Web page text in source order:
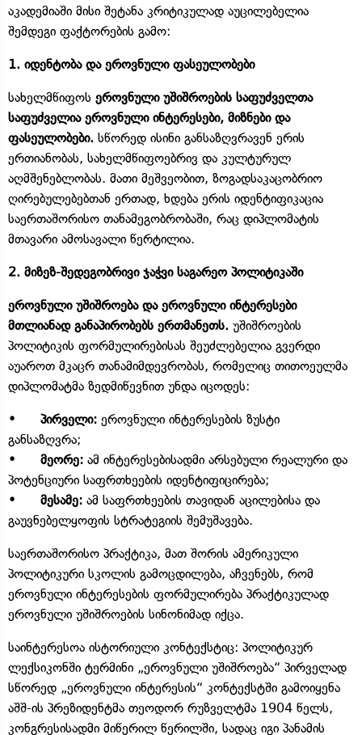
აკადემიაში მისი შეტანა კრიტიკულად აუცილებელია
შემდეგი ფაქტორების გამო:
1. იდენტობა და ეროვნული ფასეულობები
სახელმწიფოს ეროვნული უშიშროების საფუძველთა
საფუძველია ეროვნული ინტერესები, მიზნები და
ფასეულობები. სწორედ ისინი განსაზღვრავენ ერის
ერთიანობას, სახელმწიფოებრივ და კულტურულ
აღმშენებლობას. მათი მეშვეობით, ზოგადსაკაცობრიო
ღირებულებებთან ერთად, ხდება ერის იდენტიფიკაცია
საერთაშორისო თანამეგობრობაში, რაც დიპლომატის
მთავარი ამოსავალი წერტილია.
2. მიზეზ-შედეგობრივი ჯაჭვი საგარეო პოლიტიკაში
ეროვნული უშიშროება და ეროვნული ინტერესები
მთლიანად განაპირობებს ერთმანეთს. უშიშროების
პოლიტიკის ფორმულირებისას შეუძლებელია გვერდი
აუაროთ მკაცრ თანამიმდევრობას, რომელიც თითოეულმა
დიპლომატმა ზედმიწევნით უნდა იცოდეს:
• პირველი: ეროვნული ინტერესების ზუსტი
განსაზღვრა;
• მეორე: ამ ინტერესებისადმი არსებული რეალური და
პოტენციური საფრთხეების იდენტიფიცირება;
• მესამე: ამ საფრთხეების თავიდან აცილებისა და
გაუვნებელყოფის სტრატეგიის შემუშავება.
საერთაშორისო პრაქტიკა, მათ შორის ამერიკული
პოლიტიკური სკოლის გამოცდილება, აჩვენებს, რომ
ეროვნული ინტერესების ფორმულირება პრაქტიკულად
ეროვნული უშიშროების სინონიმად იქცა.
საინტერესოა ისტორიული კონტექსტიც: პოლიტიკურ
ლექსიკონში ტერმინი „ეროვნული უშიშროება“ პირველად
სწორედ „ეროვნული ინტერესის“ კონტექსტში გამოიყენა
აშშ-ის პრეზიდენტმა თეოდორ რუზველტმა 1904 წელს,
კონგრესისადმი მიწერილ წერილში, სადაც იგი პანამის